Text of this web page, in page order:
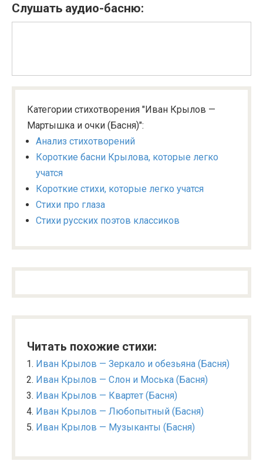
Слушать аудио-басню:
Категории стихотворения "Иван Крылов —
Мартышка и очки (Басня)":
Анализ стихотворений
Короткие басни Крылова, которые легко
учатся
Короткие стихи, которые легко учатся
Стихи про глаза
Стихи русских поэтов классиков
Читать похожие стихи:
Иван Крылов — Зеркало и обезьяна (Басня)
Иван Крылов — Слон и Моська (Басня)
Иван Крылов — Квартет (Басня)
Иван Крылов — Любопытный (Басня)
Иван Крылов — Музыканты (Басня)